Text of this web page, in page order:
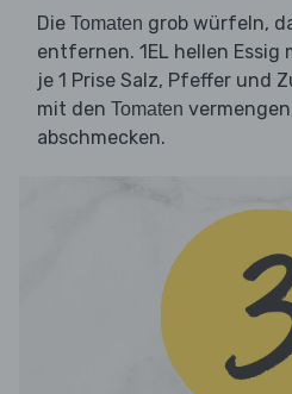
Die Tomaten grob würfeln,
entfernen. 1EL hellen Essig
je 1 Prise Salz, Pfeffer und
mit den Tomaten
abschmecken.